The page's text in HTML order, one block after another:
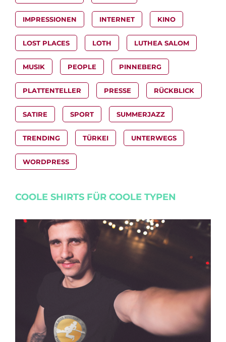
IMPRESSIONEN INTERNET KINO
LOST PLACES LOTH LUTHEA SALOM
MUSIK PEOPLE PINNEBERG
PLATTENTELLER PRESSE RÜCKBLICK
SATIRE SPORT SUMMERJAZZ
TRENDING TÜRKEI UNTERWEGS
WORDPRESS
COOLE SHIRTS FÜR COOLE TYPEN